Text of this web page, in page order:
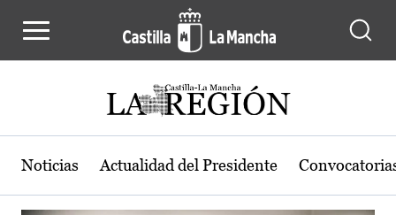
Actualidad de la región de Castilla-
Noticias Actualidad del Presidente